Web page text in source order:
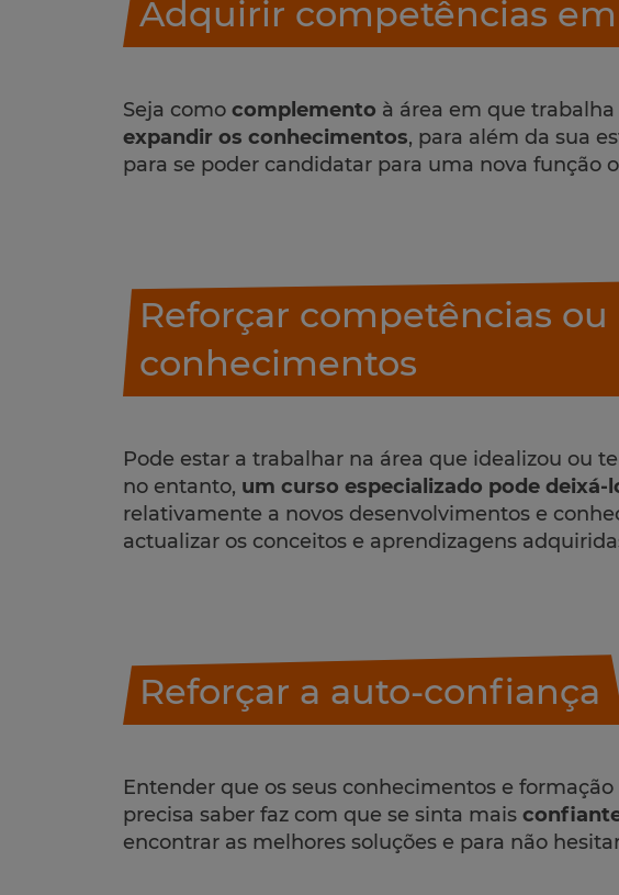
Adquirir competências em
Seja como complemento à área em que
expandir os conhecimentos, para além da sua
para se poder candidatar para uma nova função
Reforçar competências
conhecimentos
Pode estar a trabalhar na área que idealizou ou
no entanto, um curso especializado pode deixá-
relativamente a novos desenvolvimentos e
actualizar os conceitos e aprendizagens
Reforçar a auto-confiança
Entender que os seus conhecimentos e
precisa saber faz com que se sinta mais
encontrar as melhores soluções e para não